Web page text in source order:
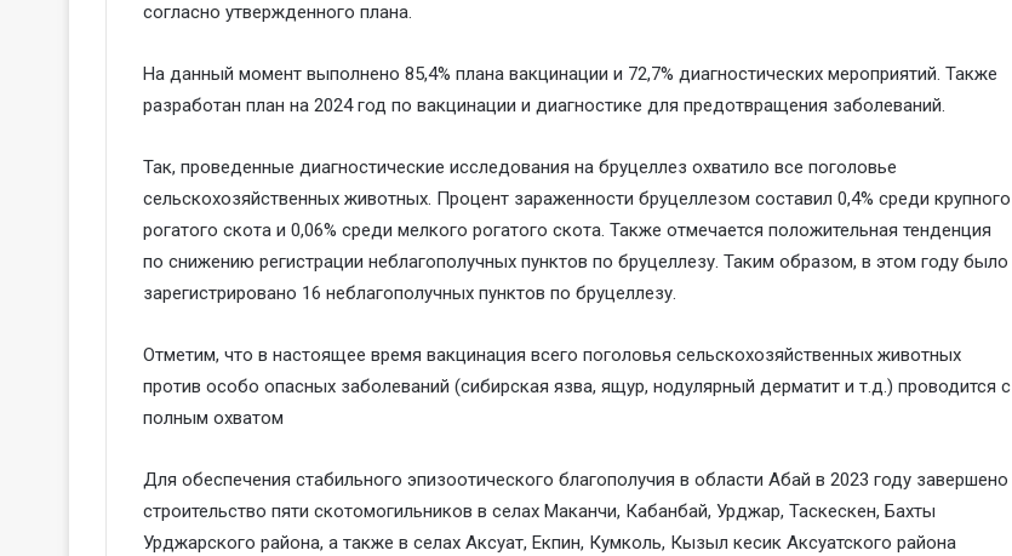
согласно утвержденного плана.
На данный момент выполнено 85,4% плана вакцинации и 72,7% диагностических мероприятий. Также
разработан план на 2024 год по вакцинации и диагностике для предотвращения заболеваний.
Так, проведенные диагностические исследования на бруцеллез охватило все поголовье
сельскохозяйственных животных. Процент зараженности бруцеллезом составил 0,4% среди крупного
рогатого скота и 0,06% среди мелкого рогатого скота. Также отмечается положительная тенденция
по снижению регистрации неблагополучных пунктов по бруцеллезу. Таким образом, в этом году было
зарегистрировано 16 неблагополучных пунктов по бруцеллезу.
Отметим, что в настоящее время вакцинация всего поголовья сельскохозяйственных животных
против особо опасных заболеваний (сибирская язва, ящур, нодулярный дерматит и т.д.) проводится с
полным охватом
Для обеспечения стабильного эпизоотического благополучия в области Абай в 2023 году завершено
строительство пяти скотомогильников в селах Маканчи, Кабанбай, Урджар, Таскескен, Бахты
Урджарского района, а также в селах Аксуат, Екпин, Кумколь, Кызыл кесик Аксуатского района